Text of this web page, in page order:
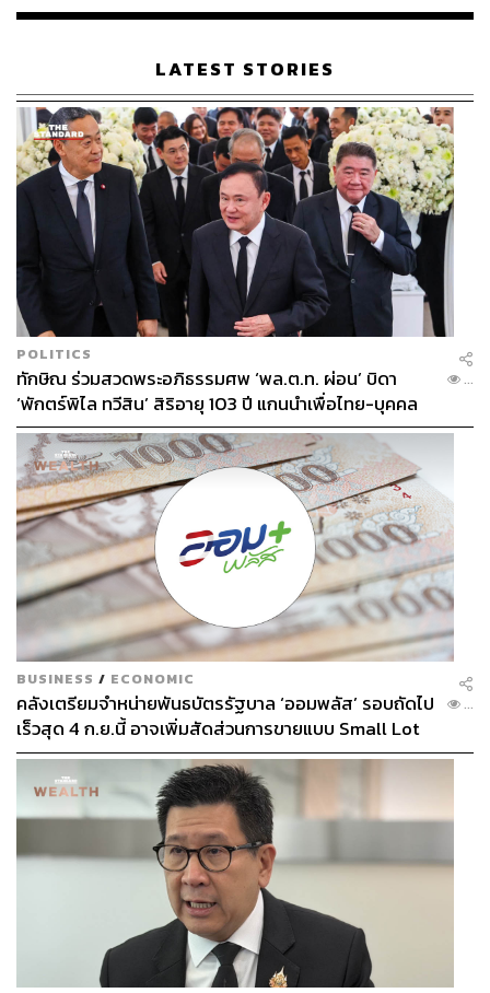
เรือนไทยที่ถูกซุกไว้
LATEST STORIES
POLITICS
ทักษิณ ร่วมสวดพระอภิธรรมศพ ‘พล.ต.ท. ผ่อน’ บิดา
‘พักตร์พิไล ทวีสิน’ สิริอายุ 103 ปี แกนนำเพื่อไทย-บุคคล
หลากวงการร่วมอาลัย
...
BUSINESS / ECONOMIC
คลังเตรียมจำหน่ายพันธบัตรรัฐบาล ‘ออมพลัส’ รอบถัดไป
เร็วสุด 4 ก.ย.นี้ อาจเพิ่มสัดส่วนการขายแบบ Small Lot
First มากขึ้น
...